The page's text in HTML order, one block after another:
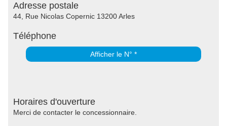
Adresse postale
44, Rue Nicolas Copernic 13200 Arles
Téléphone
Afficher le N° *
Horaires d'ouverture
Merci de contacter le concessionnaire.